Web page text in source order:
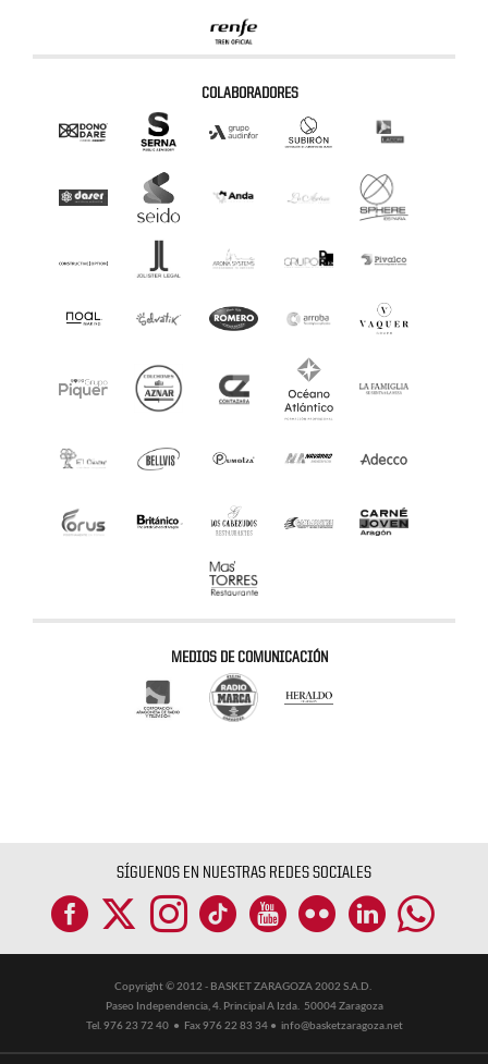
COLABORADORES
MEDIOS DE COMUNICACIÓN
SÍGUENOS EN NUESTRAS REDES SOCIALES
Copyright © 2012 - BASKET ZARAGOZA 2002 S.A.D.
Paseo Independencia, 4. Principal A Izda. 50004 Zaragoza
Tel. 976 23 72 40 ● Fax 976 22 83 34 ● info@basketzaragoza.net